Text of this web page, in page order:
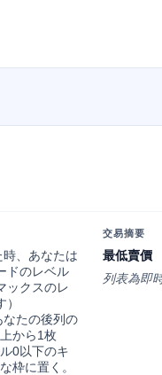
時、あなたは
ドのレベル
ックスのレ
なたの後列の
から1枚
0以下のキ
枠に置く。
交易摘要
最低賣價
列表為即